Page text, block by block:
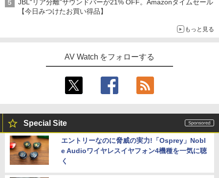
JBL“リア分離”サウンドバーが21% OFF。Amazonタイムセール
【今日みつけたお買い得品】
もっと見る
AV Watch をフォローする
Special Site
エントリーなのに脅威の実力!「Osprey」Nobl
e Audioワイヤレスイヤフォン4機種を一気に聴
く